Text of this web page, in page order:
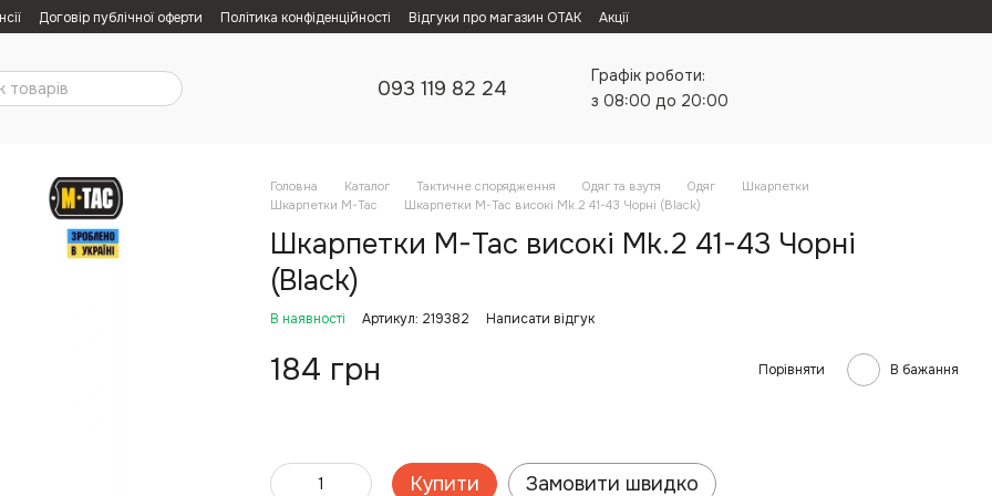
Договір публічної оферти Політика конфіденційності Відгуки про магазин ОТАК Акції
093 119 82 24
Графік роботи:
з 08:00 до 20:00
Головна Каталог Тактичне спорядження Одяг та взутя Одяг
Шкарпетки
Шкарпетки M-Tac
Шкарпетки M-Tac високі Mk.2 41-43 Чорні (Black)
Шкарпетки M-Tac високі Mk.2 41-43 Чорні
(Black)
В наявності Артикул: 219382 Написати відгук
184 грн Порівняти В бажання
Купити Замовити швидко